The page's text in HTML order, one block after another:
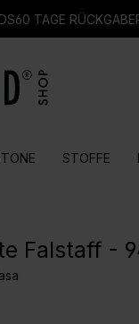
60 TAGE
STOFFE
Falstaff -